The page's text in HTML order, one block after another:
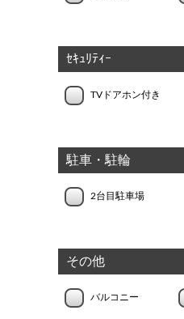
ｾｷｭﾘﾃｨｰ
TVドアホン付き
駐車・駐輪
2台目駐車場
その他
バルコニー